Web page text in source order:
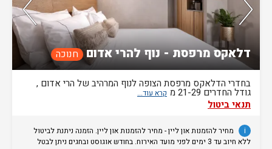
דלאקס מרפסת - נוף להרי אדום חנוכה
בחדרי הדלאקס מרפסת הצופה לנוף המרהיב של הרי אדום ,
גודל החדרים 21-29 מ
תנאי ביטול
i
מחיר להזמנות און ליין - מחיר להזמנות און ליין. הזמנה ניתנת לביטול
ללא חיוב עד 3 ימים לפני מועד האירוח. בחודש אוגוסט ובחגים ניתן לבטל